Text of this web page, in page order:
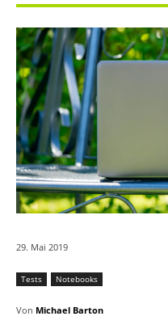
29. Mai 2019
Tests Notebooks
Von Michael Barton